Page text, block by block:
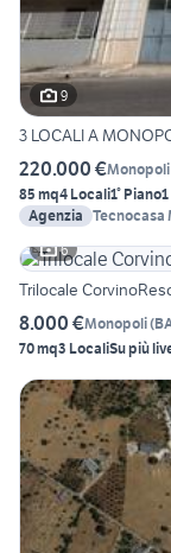
9
3 LOCALI A
220.000 €Monopoli
85 mq4 Locali1° Piano
Agenzia Tecnocasa
6
Trilocale
8.000 €Monopoli(
70 mq3 LocaliSu più